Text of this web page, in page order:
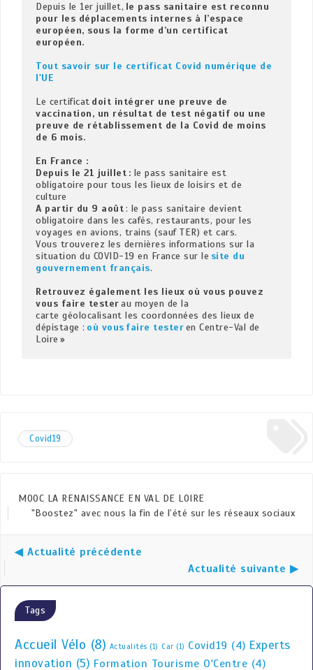
Depuis le 1er juillet, le pass sanitaire est reconnu
pour les déplacements internes à l’espace
européen, sous la forme d’un certificat
européen.
Tout savoir sur le certificat Covid numérique de
l'UE
Le certificat doit intégrer une preuve de
vaccination, un résultat de test négatif ou une
preuve de rétablissement de la Covid de moins
de 6 mois.
En France :
Depuis le 21 juillet : le pass sanitaire est
obligatoire pour tous les lieux de loisirs et de
A partir du 9 août : le pass sanitaire devient
obligatoire dans les cafés, restaurants, pour les
voyages en avions, trains (sauf TER) et cars.
Vous trouverez les dernières informations sur la
situation du COVID-19 en France sur le site du
gouvernement français.
Retrouvez également les lieux où vous pouvez
vous faire tester au moyen de la
carte géolocalisant les coordonnées des lieux de
dépistage : où vous faire tester en Centre-Val de
Loire »
Covid19
MOOC LA RENAISSANCE EN VAL DE LOIRE
"Boostez" avec nous la fin de l’été sur les réseaux sociaux
◀ Actualité précédente
Actualité suivante ▶
Tags
Accueil Vélo (8) Actualités (1) Car (1) Covid19 (4) Experts
innovation (5) Formation Tourisme O'Centre (4)